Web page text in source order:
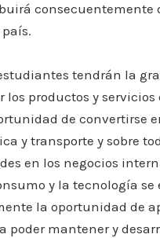
tendrán la
productos y
de convertirse
y transporte y sobre
en los negocios
y la tecnología
la oportunidad de
poder mantener y